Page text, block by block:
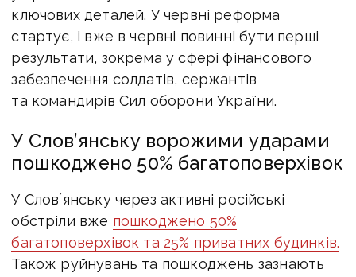
ключових деталей. У червні реформа
стартує, і вже в червні повинні бути перші
результати, зокрема у сфері фінансового
забезпечення солдатів, сержантів
та командирів Сил оборони України.
У Слов’янську ворожими ударами
пошкоджено 50% багатоповерхівок
У Словʼянську через активні російські
обстріли вже пошкоджено 50%
багатоповерхівок та 25% приватних будинків.
Також руйнувань та пошкоджень зазнають